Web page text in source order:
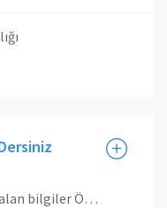
Portal Ders Yükü Formunda yer alan bilgiler Öğrenci İşleri Daire Başkanlığı (ÖİDB) ve Personel Daire Başkanlığı (PDB) sistemlerinden gelmektedir. Bu nedenle, derslerinizde gördüğünüz eksiklikleri ve hatalı verileri biriminiz öğrenci işleri ve ÖİDB ile görüşerek düzeltmelisiniz. İlgili değişiklik ÖİDB sistemine yansıtıldıktan sonra, Portal Ders Yükü formunda yer alan Güncelle düğmesine tıklayarak formun yeni verilerle oluşturulmasını sağlayabilirsiniz.